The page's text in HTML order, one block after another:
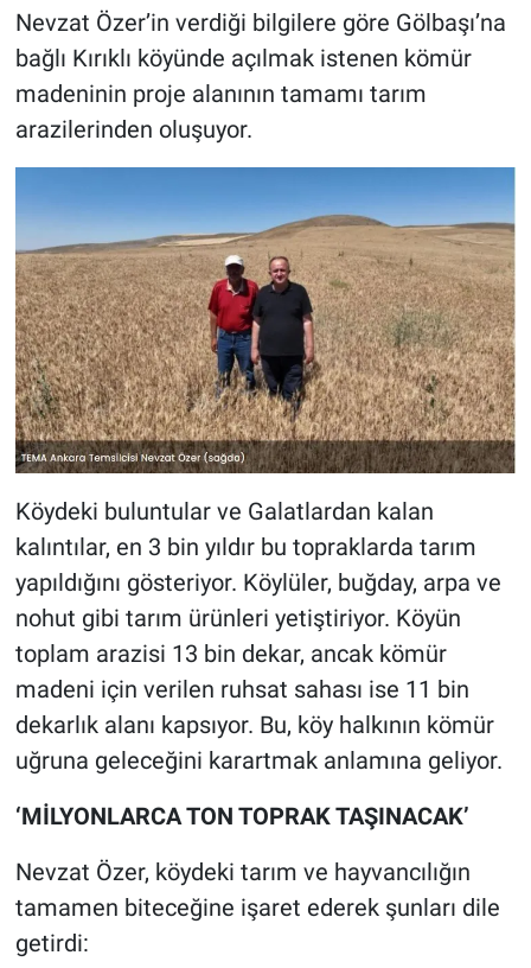
Nevzat Özer’in verdiği bilgilere göre Gölbaşı’na
bağlı Kırıklı köyünde açılmak istenen kömür
madeninin proje alanının tamamı tarım
arazilerinden oluşuyor.
Köydeki buluntular ve Galatlardan kalan
kalıntılar, en 3 bin yıldır bu topraklarda tarım
yapıldığını gösteriyor. Köylüler, buğday, arpa ve
nohut gibi tarım ürünleri yetiştiriyor. Köyün
toplam arazisi 13 bin dekar, ancak kömür
madeni için verilen ruhsat sahası ise 11 bin
dekarlık alanı kapsıyor. Bu, köy halkının kömür
uğruna geleceğini karartmak anlamına geliyor.
‘MİLYONLARCA TON TOPRAK TAŞINACAK’
Nevzat Özer, köydeki tarım ve hayvancılığın
tamamen biteceğine işaret ederek şunları dile
getirdi: